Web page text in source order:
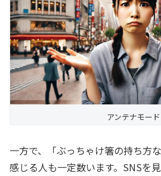
アンテナモード
一方で、「ぶっちゃけ箸の持ち方
感じる人も一定数います。SNSを